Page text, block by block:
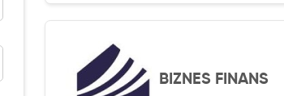
BIZNES FINANS